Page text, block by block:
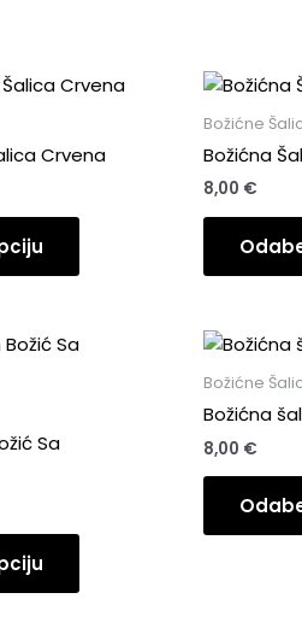
Crvena
Božićne
Božićna
8,00 €
Sa
Božićne
Božićna
8,00 €